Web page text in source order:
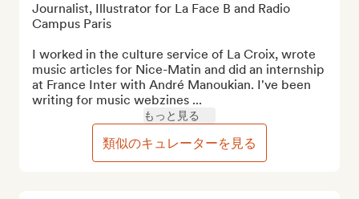
Journalist, Illustrator for La Face B and Radio
Campus Paris
I worked in the culture service of La Croix, wrote
music articles for Nice-Matin and did an internship
at France Inter with André Manoukian. I've been
writing for music webzines ...
もっと見る
類似のキュレーターを見る